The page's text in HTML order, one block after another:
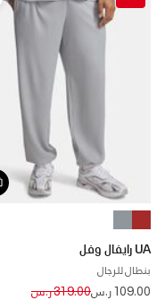
UA رايفال وفل
بنطال للرجال
109.00 ر.س Price reduced from
319.00 ر.س to